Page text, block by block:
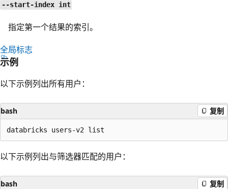
--start-index int
指定第一个结果的索引。
全局标志
示例
以下示例列出所有用户：
bash 复制
以下示例列出与筛选器匹配的用户：
bash 复制